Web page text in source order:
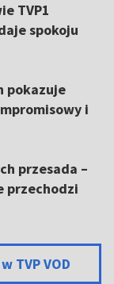
TVP1
spokoju
pokazuje
i
przesada –
przechodzi
TVP VOD